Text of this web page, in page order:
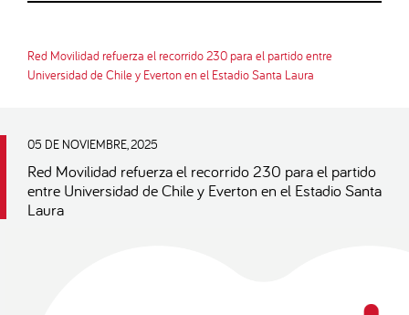
Red Movilidad refuerza el recorrido 230 para el partido entre
Universidad de Chile y Everton en el Estadio Santa Laura
05 DE NOVIEMBRE, 2025
Red Movilidad refuerza el recorrido 230 para el partido
entre Universidad de Chile y Everton en el Estadio Santa
Laura